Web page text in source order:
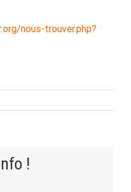
nous-trouver.php?
!